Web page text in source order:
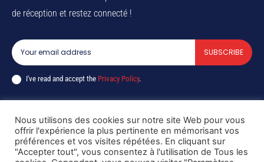
de réception et restez connecté !
SUBSCRIBE
I've read and accept the Privacy Policy.
Copyright © DiaspoRDC. All rights reserved
Nous utilisons des cookies sur notre site Web pour vous
offrir l'expérience la plus pertinente en mémorisant vos
préférences et vos visites répétées. En cliquant sur
"Accepter tout", vous consentez à l'utilisation de Tous les